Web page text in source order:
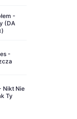
-
(DA
-
Nikt Nie
Ty